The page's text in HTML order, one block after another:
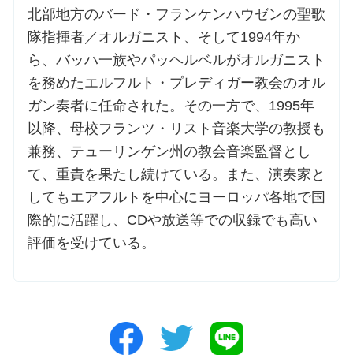
北部地方のバード・フランケンハウゼンの聖歌
隊指揮者／オルガニスト、そして1994年か
ら、バッハ一族やパッヘルベルがオルガニスト
を務めたエルフルト・プレディガー教会のオル
ガン奏者に任命された。その一方で、1995年
以降、母校フランツ・リスト音楽大学の教授も
兼務、テューリンゲン州の教会音楽監督とし
て、重責を果たし続けている。また、演奏家と
してもエアフルトを中心にヨーロッパ各地で国
際的に活躍し、CDや放送等での収録でも高い
評価を受けている。